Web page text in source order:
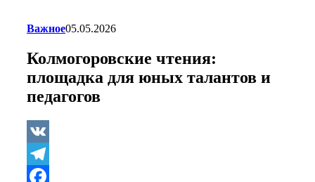
Важное05.05.2026
Колмогоровские чтения:
площадка для юных талантов и
педагогов
VK
Telegram